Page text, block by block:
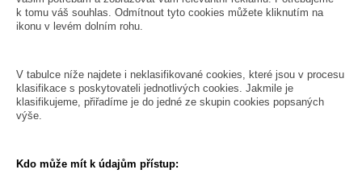
k tomu váš souhlas. Odmítnout tyto cookies můžete kliknutím na
ikonu v levém dolním rohu.
V tabulce níže najdete i neklasifikované cookies, které jsou v procesu
klasifikace s poskytovateli jednotlivých cookies. Jakmile je
klasifikujeme, přiřadíme je do jedné ze skupin cookies popsaných
výše.
Kdo může mít k údajům přístup: